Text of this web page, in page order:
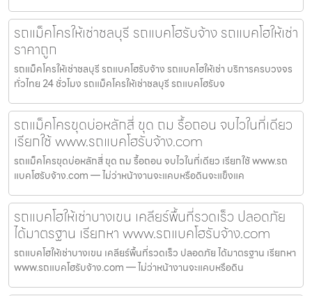
รถแม็คโครให้เช่าชลบุรี รถแบคโฮรับจ้าง รถแบคโฮให้เช่า
ราคาถูก
รถแม็คโครให้เช่าชลบุรี รถแบคโฮรับจ้าง รถแบคโฮให้เช่า บริการครบวงจร
ทั่วไทย 24 ชั่วโมง รถแม็คโครให้เช่าชลบุรี รถแบคโฮรับจ
รถแม็คโครขุดบ่อหลักสี่ ขุด ถม รื้อถอน จบไวในที่เดียว
เรียกใช้ www.รถแบคโฮรับจ้าง.com
รถแม็คโครขุดบ่อหลักสี่ ขุด ถม รื้อถอน จบไวในที่เดียว เรียกใช้ www.รถ
แบคโฮรับจ้าง.com — ไม่ว่าหน้างานจะแคบหรือดินจะแข็งแค
รถแบคโฮให้เช่าบางเขน เคลียร์พื้นที่รวดเร็ว ปลอดภัย
ได้มาตรฐาน เรียกหา www.รถแบคโฮรับจ้าง.com
รถแบคโฮให้เช่าบางเขน เคลียร์พื้นที่รวดเร็ว ปลอดภัย ได้มาตรฐาน เรียกหา
www.รถแบคโฮรับจ้าง.com — ไม่ว่าหน้างานจะแคบหรือดิน